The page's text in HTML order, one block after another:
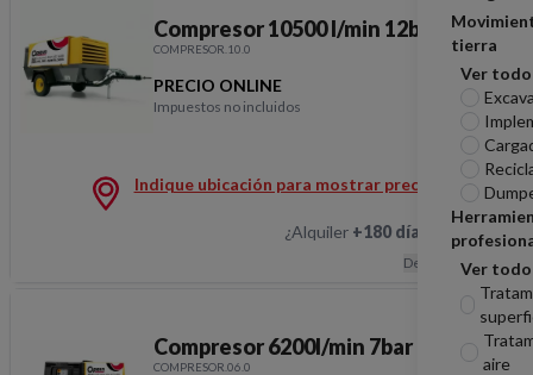
tierra
Ver todo
Ver todo
aire
Compresor 10500 l/min 12bar
COMPRESOR.10.0
PRECIO ONLINE
Impuestos no incluidos
Compresor 10500 l/
Indique ubicación para mostrar precios
¿Alquiler +180 días Hablemos
Descripción
Compresor 6200l/min 7bar
COMPRESOR.06.0